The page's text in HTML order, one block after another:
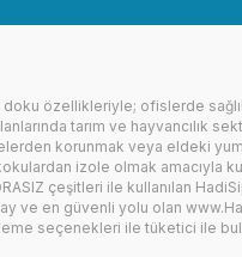
doku özellikleriyle; ofislerde
tarım ve hayvancılık
korunmak veya eldeki
izole olmak amacıyla
çeşitleri ile kullanılan
ve en güvenli yolu olan
seçenekleri ile tüketici ile